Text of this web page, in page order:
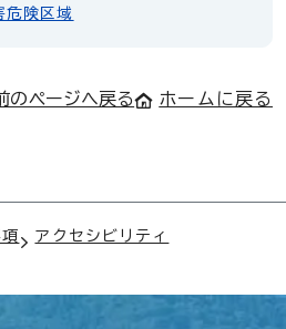
危険区域
のページへ戻る ホームに戻る
アクセシビリティ